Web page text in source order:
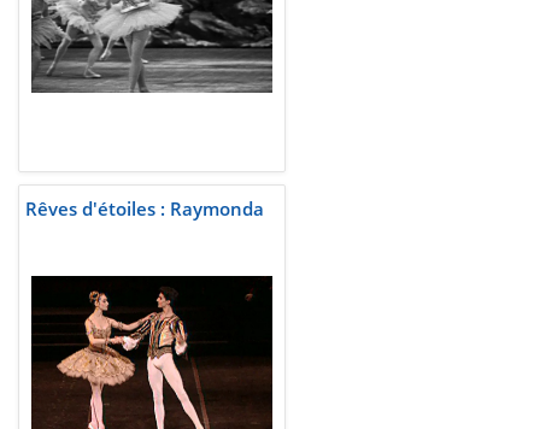
Rêves d'étoiles : Raymonda